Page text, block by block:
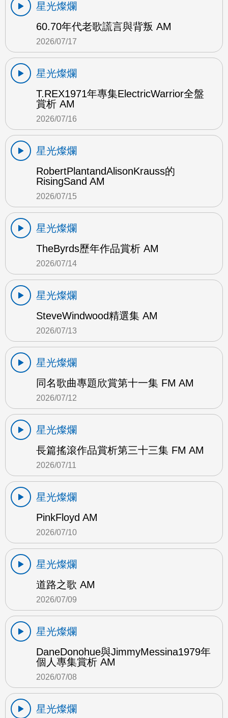
星光燦爛
60.70年代老歌謊言與背叛 AM
2026/07/17
星光燦爛
T.REX1971年專集ElectricWarrior全盤
賞析 AM
2026/07/16
星光燦爛
RobertPlantandAlisonKrauss的
RisingSand AM
2026/07/15
星光燦爛
TheByrds歷年作品賞析 AM
2026/07/14
星光燦爛
SteveWindwood精選集 AM
2026/07/13
星光燦爛
同名歌曲專題欣賞第十一集 FM AM
2026/07/12
星光燦爛
長篇搖滾作品賞析第三十三集 FM AM
2026/07/11
星光燦爛
PinkFloyd AM
2026/07/10
星光燦爛
道路之歌 AM
2026/07/09
星光燦爛
DaneDonohue與JimmyMessina1979年
個人專集賞析 AM
2026/07/08
星光燦爛